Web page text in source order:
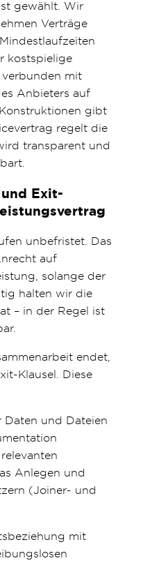
gewählt. Wir
Verträge
kostspielige
mit
Anbieters auf
gibt
regelt die
transparent und
Exit-
unbefristet. Das
auf
solange der
halten wir die
– in der Regel ist
endet,
Klausel. Diese
Daten und Dateien
Anlegen und
(Joiner- und
mit